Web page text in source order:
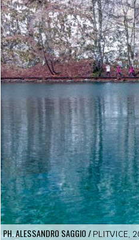
PH. ALESSANDRO SAGGIO/ PLITVICE,